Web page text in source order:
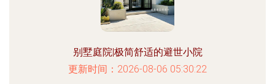
别墅庭院|极简舒适的避世小院
更新时间：2026-08-06 05:30:22